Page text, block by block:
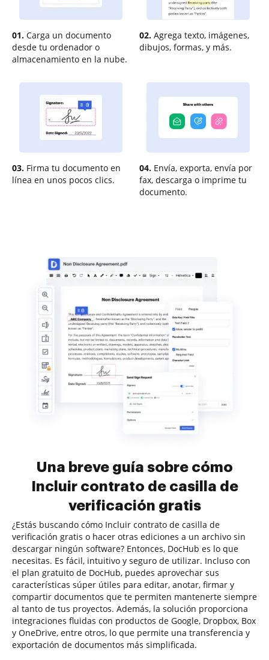
01. Carga un documento
desde tu ordenador o
almacenamiento en la nube.
02. Agrega texto, imágenes,
dibujos, formas, y más.
03. Firma tu documento en
línea en unos pocos clics.
04. Envía, exporta, envía por
fax, descarga o imprime tu
documento.
Una breve guía sobre cómo
Incluir contrato de casilla de
verificación gratis
¿Estás buscando cómo Incluir contrato de casilla de
verificación gratis o hacer otras ediciones a un archivo sin
descargar ningún software? Entonces, DocHub es lo que
necesitas. Es fácil, intuitivo y seguro de utilizar. Incluso con
el plan gratuito de DocHub, puedes aprovechar sus
características súper útiles para editar, anotar, firmar y
compartir documentos que te permiten mantenerte siempre
al tanto de tus proyectos. Además, la solución proporciona
integraciones fluidas con productos de Google, Dropbox, Box
y OneDrive, entre otros, lo que permite una transferencia y
exportación de documentos más simplificada.